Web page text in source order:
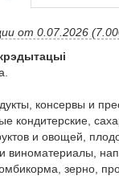
от 0.07.2026
консервы и
кондитерские,
и овощей,
виноматериалы,
зерно,